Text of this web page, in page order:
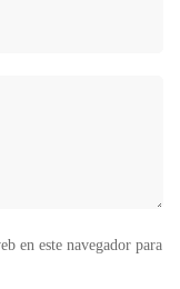
en este navegador para